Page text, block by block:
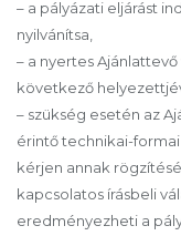
– a pályázati eljárást
nyilvánítsa,
– a nyertes
következő
– szükség esetén az
érintő technikai-
kérjen annak
kapcsolatos írásbeli
eredményezheti a